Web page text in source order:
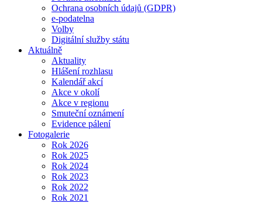
Ochrana osobních údajů (GDPR)
e-podatelna
Volby
Digitální služby státu
Aktuálně
Aktuality
Hlášení rozhlasu
Kalendář akcí
Akce v okolí
Akce v regionu
Smuteční oznámení
Evidence pálení
Fotogalerie
Rok 2026
Rok 2025
Rok 2024
Rok 2023
Rok 2022
Rok 2021